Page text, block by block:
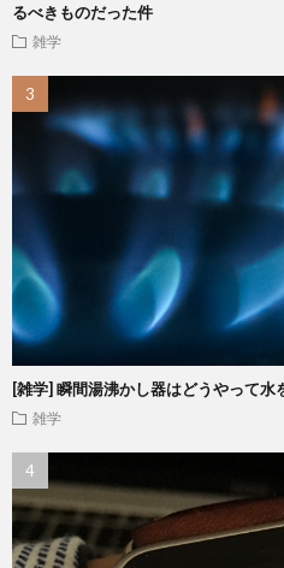
るべきものだった件
雑学
[雑学] 瞬間湯沸かし器はどうやって水
雑学